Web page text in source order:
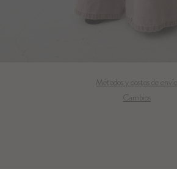
Métodos y costos de envío
Cambios